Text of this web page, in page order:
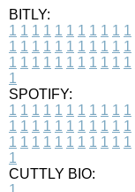
BITLY:
1 1 1 1 1 1 1 1 1 1 1
1 1 1 1 1 1 1 1 1 1 1
1 1 1 1 1 1 1 1 1 1 1
1
SPOTIFY:
1 1 1 1 1 1 1 1 1 1 1
1 1 1 1 1 1 1 1 1 1 1
1 1 1 1 1 1 1 1 1 1 1
1
CUTTLY BIO: